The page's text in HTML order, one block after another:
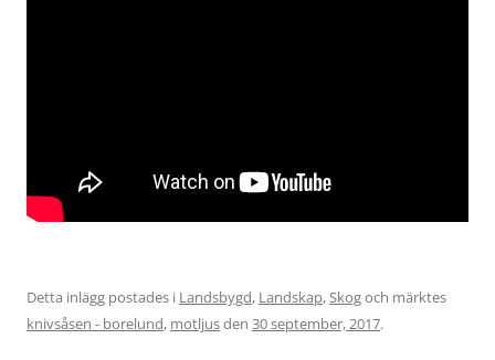
Detta inlägg postades i Landsbygd, Landskap,Skogoch märktes
knivsåsen - borelund, motljusden 30 september, 2017.